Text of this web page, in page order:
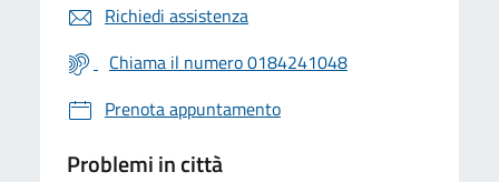
Richiedi assistenza
Chiama il numero 0184241048
Prenota appuntamento
Problemi in città